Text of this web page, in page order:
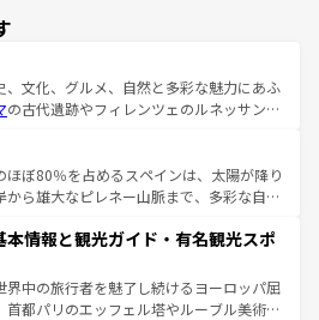
、文化、グルメ、自然と多彩な魅力にあふ
の古代遺跡やフィレンツェのルネッサンス
ナの美しい田園風景やアマルフィ海岸の絶
観も見逃せない。観光の合間には、本場の
ど、絶品のイタリア料理を堪能することも
タリアで、忘れられない旅をしてみよう！
リア情報は
ほぼ80％を占めるスペインは、太陽が降り
から雄大なピレネー山脈まで、多彩な自然
の国では、情熱的なフラメンコ、熱気あふ
て美味しいタパスが生活の一部となってい
ードの洗練された雰囲気や、バルセロナの
街角から、地方では古代ローマ遺跡や中世
本情報と観光ガイド・有名観光スポ
界中の旅行者を魅了し続けるヨーロッパ屈
首都パリのエッフェル塔やルーブル美術館